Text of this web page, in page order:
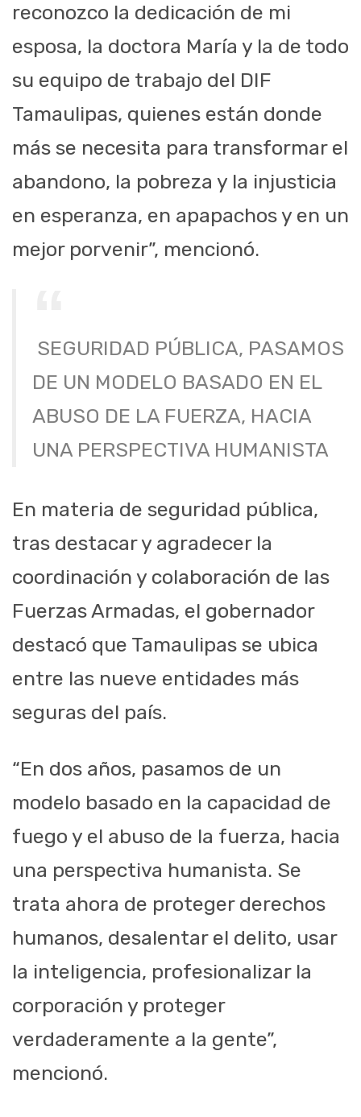
reconozco la dedicación de mi
esposa, la doctora María y la de todo
su equipo de trabajo del DIF
Tamaulipas, quienes están donde
más se necesita para transformar el
abandono, la pobreza y la injusticia
en esperanza, en apapachos y en un
mejor porvenir”, mencionó.
SEGURIDAD PÚBLICA, PASAMOS
DE UN MODELO BASADO EN EL
ABUSO DE LA FUERZA, HACIA
UNA PERSPECTIVA HUMANISTA
En materia de seguridad pública,
tras destacar y agradecer la
coordinación y colaboración de las
Fuerzas Armadas, el gobernador
destacó que Tamaulipas se ubica
entre las nueve entidades más
seguras del país.
“En dos años, pasamos de un
modelo basado en la capacidad de
fuego y el abuso de la fuerza, hacia
una perspectiva humanista. Se
trata ahora de proteger derechos
humanos, desalentar el delito, usar
la inteligencia, profesionalizar la
corporación y proteger
verdaderamente a la gente”,
mencionó.